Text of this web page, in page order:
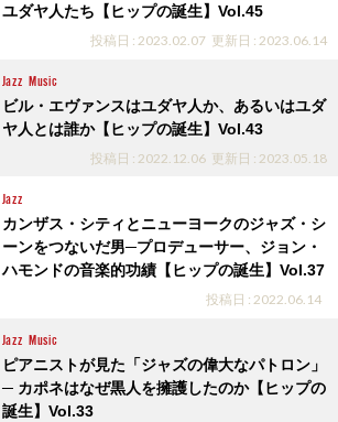
ユダヤ人たち【ヒップの誕生】Vol.45
投稿日 : 2023.02.07 更新日 : 2023.06.14
Jazz Music
ビル・エヴァンスはユダヤ人か、あるいはユダ
ヤ人とは誰か【ヒップの誕生】Vol.43
投稿日 : 2022.12.06 更新日 : 2023.05.18
Jazz
カンザス・シティとニューヨークのジャズ・シ
ーンをつないだ男─プロデューサー、ジョン・
ハモンドの音楽的功績【ヒップの誕生】Vol.37
投稿日 : 2022.06.14
Jazz Music
ピアニストが見た「ジャズの偉大なパトロン」
─ カポネはなぜ黒人を擁護したのか【ヒップの
誕生】Vol.33